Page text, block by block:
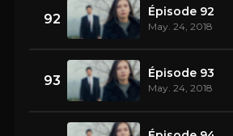
92 Épisode 92
May. 24, 2018
93 Épisode 93
May. 24, 2018